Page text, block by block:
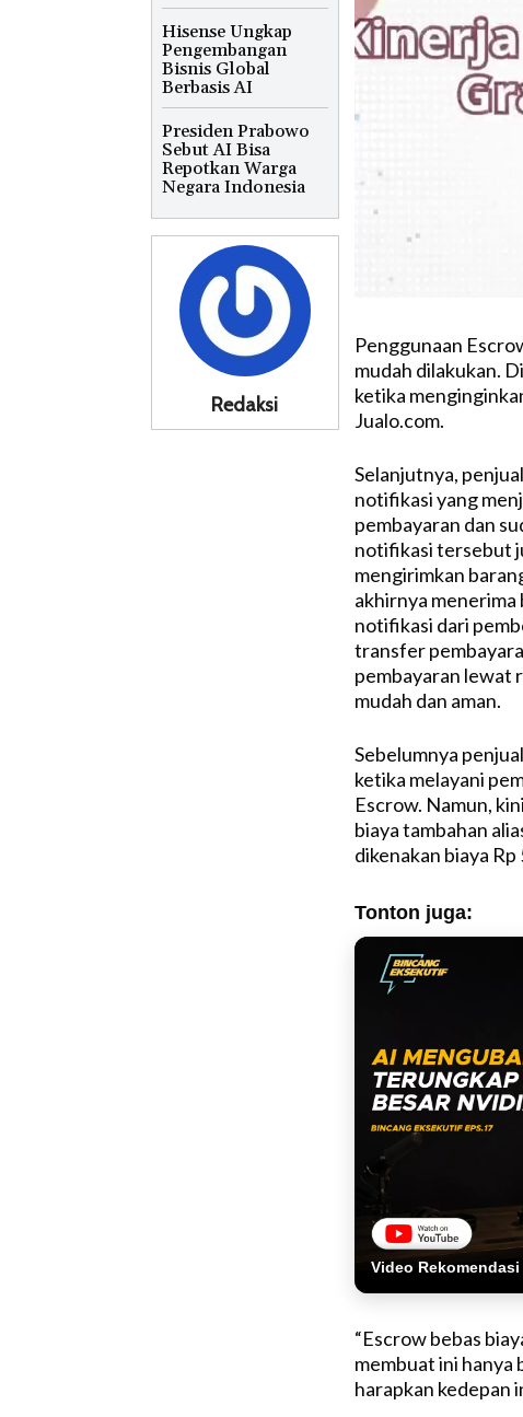
Hisense Ungkap
Pengembangan
Bisnis Global
Berbasis AI
Presiden Prabowo
Sebut AI Bisa
Repotkan Warga
Negara Indonesia
Redaksi
Penggunaan
mudah dilakukan.
ketika
Jualo.com.
Selanjutnya,
notifikasi yang
pembayaran dan
notifikasi tersebut
mengirimkan
akhirnya menerima
notifikasi dari
transfer
pembayaran lewat
mudah dan aman.
Sebelumnya
ketika melayani
Escrow. Namun,
biaya tambahan
dikenakan biaya
Tonton juga:
Video
“Escrow bebas
membuat ini hanya
harapkan kedepan